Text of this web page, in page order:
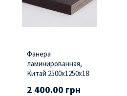
Фанера
ламинированная,
Китай 2500х1250х18
2 400.00 грн